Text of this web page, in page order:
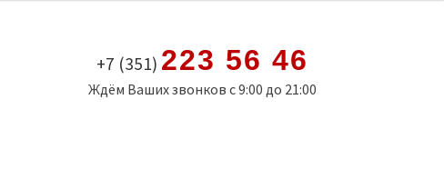
+7 (351) 223 56 46
Ждём Ваших звонков с 9:00 до 21:00